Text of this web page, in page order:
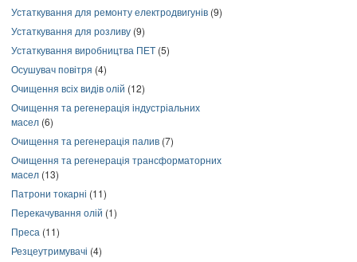
Устаткування для ремонту електродвигунів (9)
Устаткування для розливу (9)
Устаткування виробництва ПЕТ (5)
Осушувач повітря (4)
Очищення всіх видів олій (12)
Очищення та регенерація індустріальних
масел (6)
Очищення та регенерація палив (7)
Очищення та регенерація трансформаторних
масел (13)
Патрони токарні (11)
Перекачування олій (1)
Преса (11)
Резцеутримувачі (4)